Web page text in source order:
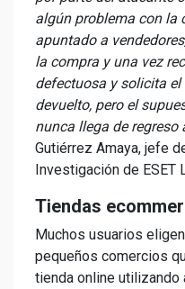
algún problema con la
apuntado a
la compra y una vez
defectuosa y solicita el
devuelto, pero el
nunca llega de regreso
Gutiérrez Amaya, jefe
Investigación de ESET
Tiendas
Muchos usuarios
pequeños comercios
tienda online utilizando